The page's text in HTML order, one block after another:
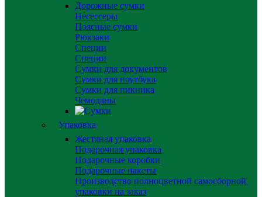
Дорожные сумки
Несессеры
Поясные сумки
Рюкзаки
Специи
Специи
Сумки для документов
Сумки для ноутбука
Сумки для пикника
Чемоданы
Упаковка
Жестяная упаковка
Подарочная упаковка
Подарочные коробки
Подарочные пакеты
Производство полноцветной самосборной
упаковки на заказ